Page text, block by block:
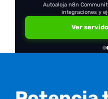
Autoaloja n8n
integraciones y
Ver